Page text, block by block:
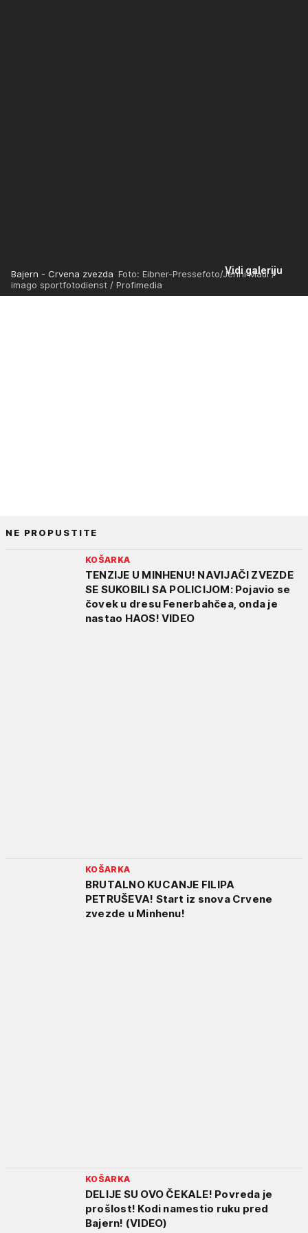
Vidi galeriju
Bajern - Crvena zvezda Foto: Eibner-Pressefoto/Jenni Maul /
imago sportfotodienst / Profimedia
NE PROPUSTITE
KOŠARKA
TENZIJE U MINHENU! NAVIJAČI ZVEZDE
SE SUKOBILI SA POLICIJOM: Pojavio se
čovek u dresu Fenerbahčea, onda je
nastao HAOS! VIDEO
KOŠARKA
BRUTALNO KUCANJE FILIPA
PETRUŠEVA! Start iz snova Crvene
zvezde u Minhenu!
KOŠARKA
DELIJE SU OVO ČEKALE! Povreda je
prošlost! Kodi namestio ruku pred
Bajern! (VIDEO)